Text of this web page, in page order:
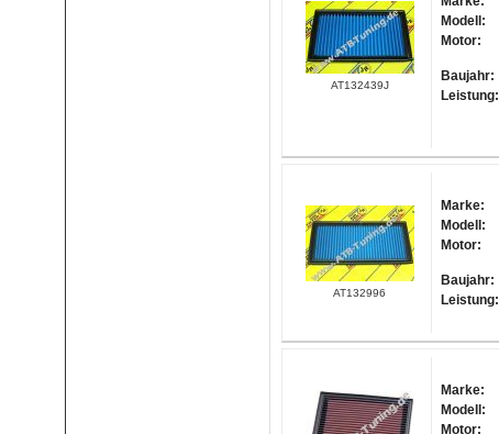
AT132439J
Modell:
Motor:
Baujahr:
Leistung:
AT132996
Marke:
Modell:
Motor:
Baujahr:
Leistung:
Marke:
Modell:
Motor: